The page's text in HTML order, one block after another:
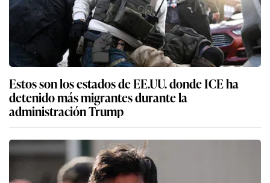
Estos son los estados de EE.UU. donde ICE ha
detenido más migrantes durante la
administración Trump